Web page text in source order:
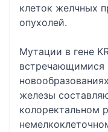
клеток желчных
опухолей.
Мутации в гене
встречающимися
железы
колоректальном